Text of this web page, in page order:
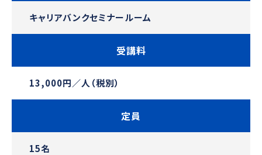
キャリアバンクセミナールーム
受講料
13,000円／人（税別）
定員
15名